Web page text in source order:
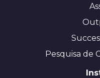
Pesquisa de